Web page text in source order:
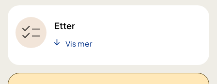
Etter
Vis mer